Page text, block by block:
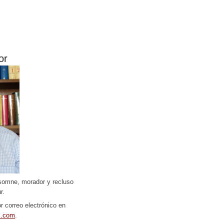
morador y recluso
correo electrónico en